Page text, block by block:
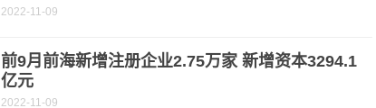
2022-11-09
前9月前海新增注册企业2.75万家 新增资本3294.1
亿元
2022-11-09